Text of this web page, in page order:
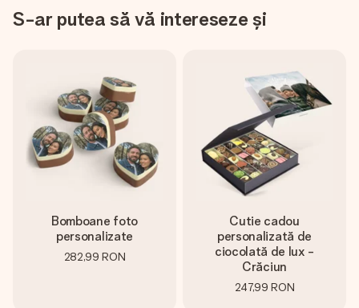
S-ar putea să vă intereseze și
Bomboane foto
personalizate
282,99 RON
Cutie cadou
personalizată de
ciocolată de lux -
Crăciun
247,99 RON